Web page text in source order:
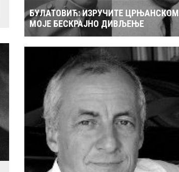
БУЛАТОВИЋ: ИЗРУЧИТЕ ЦРЊАНСКОМ
МОЈЕ БЕСКРАЈНО ДИВЉЕЊЕ